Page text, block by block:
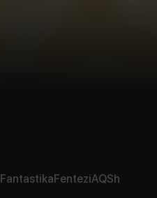
FantastikaFenteziAQSh